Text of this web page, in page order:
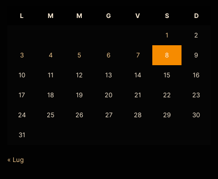
L M M G V S D
1 2
3 4 5 6 7 8 9
10 11 12 13 14 15 16
17 18 19 20 21 22 23
24 25 26 27 28 29 30
31
« Lug